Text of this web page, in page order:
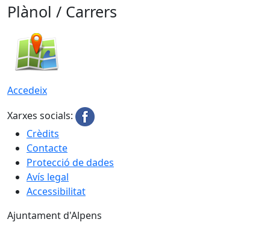
Plànol / Carrers
Accedeix
Xarxes socials:
Crèdits
Contacte
Protecció de dades
Avís legal
Accessibilitat
Ajuntament d'Alpens